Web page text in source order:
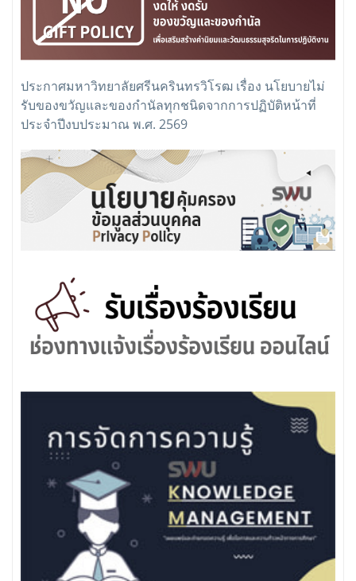
ประกาศมหาวิทยาลัยศรีนครินทรวิโรฒ เรื่อง นโยบายไม่
รับของขวัญและของกำนัลทุกชนิดจากการปฏิบัติหน้าที่
ประจำปีงบประมาณ พ.ศ. 2569